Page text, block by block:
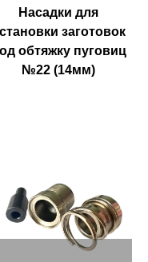
Насадки для
заготовок
обтяжку пуговиц
№22 (14мм)